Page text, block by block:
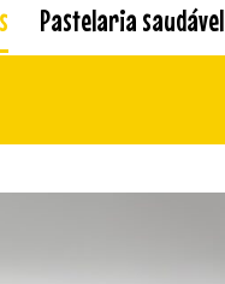
Pastelaria saudável